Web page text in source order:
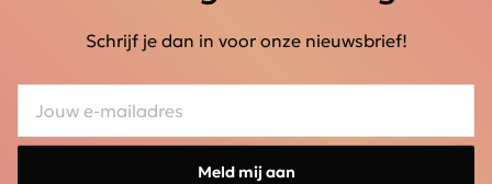
Schrijf je dan in voor onze nieuwsbrief!
Meld mij aan